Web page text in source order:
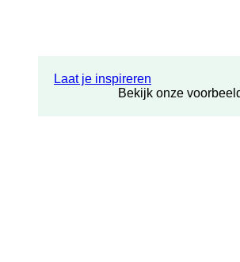
Laat je inspireren
Bekijk onze